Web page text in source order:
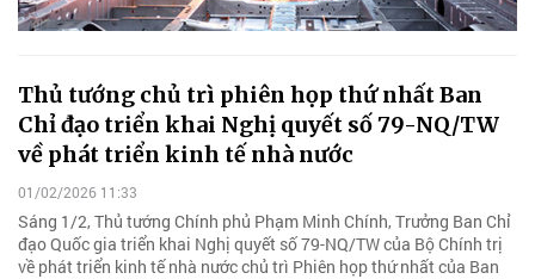
Thủ tướng chủ trì phiên họp thứ nhất Ban
Chỉ đạo triển khai Nghị quyết số 79-NQ/TW
về phát triển kinh tế nhà nước
01/02/2026 11:33
Sáng 1/2, Thủ tướng Chính phủ Phạm Minh Chính, Trưởng Ban Chỉ
đạo Quốc gia triển khai Nghị quyết số 79-NQ/TW của Bộ Chính trị
về phát triển kinh tế nhà nước chủ trì Phiên họp thứ nhất của Ban